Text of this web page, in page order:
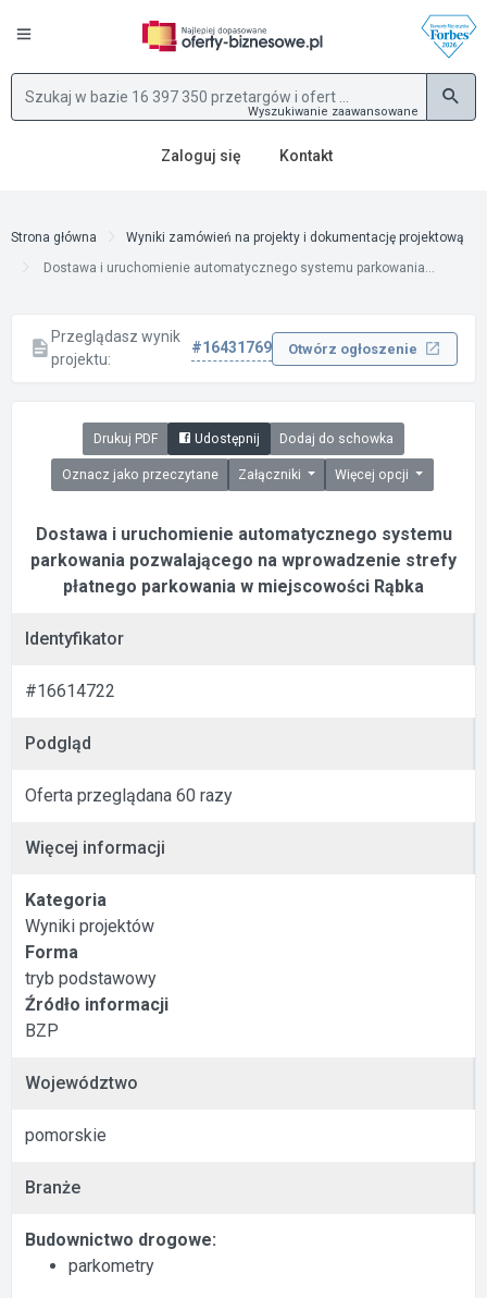
Wyszukiwanie zaawansowane
Zaloguj się Kontakt
Strona główna
Wyniki zamówień na projekty i dokumentację projektową
Dostawa i uruchomienie automatycznego systemu parkowania...
Przeglądasz wynik
projektu:
#16431769 Otwórz ogłoszenie
Drukuj PDF Udostępnij Dodaj do schowka
Oznacz jako przeczytane Załączniki Więcej opcji
Dostawa i uruchomienie automatycznego systemu
parkowania pozwalającego na wprowadzenie strefy
płatnego parkowania w miejscowości Rąbka
Identyfikator
#16614722
Podgląd
Oferta przeglądana 60 razy
Więcej informacji
Kategoria
Wyniki projektów
Forma
tryb podstawowy
Źródło informacji
BZP
Województwo
pomorskie
Branże
Budownictwo drogowe:
parkometry